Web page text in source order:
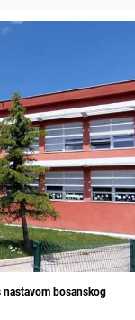
nastavom bosanskog